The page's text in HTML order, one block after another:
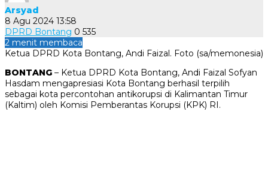
Arsyad
8 Agu 2024 13:58
DPRD Bontang 0 535
2 menit membaca
Ketua DPRD Kota Bontang, Andi Faizal. Foto (sa/memonesia)
BONTANG – Ketua DPRD Kota Bontang, Andi Faizal Sofyan
Hasdam mengapresiasi Kota Bontang berhasil terpilih
sebagai kota percontohan antikorupsi di Kalimantan Timur
(Kaltim) oleh Komisi Pemberantas Korupsi (KPK) RI.